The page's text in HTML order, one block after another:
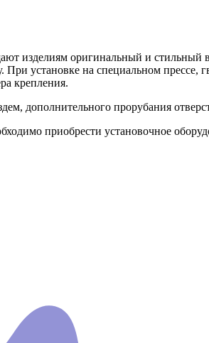
изделиям оригинальный и
установке на специальном прессе,
крепления.
дополнительного прорубания
приобрести установочное